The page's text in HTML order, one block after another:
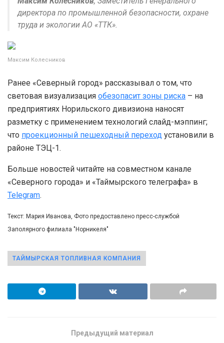
директора по промышленной безопасности, охране
труда и экологии АО «ТТК».
Максим Колесников
Ранее «Северный город» рассказывал о том, что
световая визуализация обезопасит зоны риска – на
предприятиях Норильского дивизиона наносят
разметку с применением технологий слайд-мэппинг;
что проекционный пешеходный переход установили в
районе ТЭЦ-1.
Больше новостей читайте на совместном канале
«Северного города» и «Таймырского телеграфа» в
Telegram.
Текст: Мария Иванова, Фото предоставлено пресс-службой
Заполярного филиала "Норникеля"
ТАЙМЫРСКАЯ ТОПЛИВНАЯ КОМПАНИЯ
Предыдущий материал